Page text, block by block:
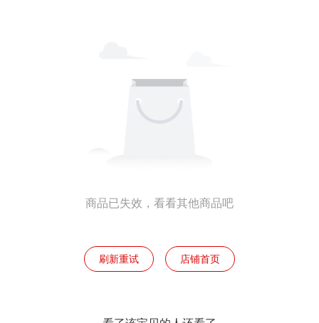
商品已失效，看看其他商品吧
刷新重试 店铺首页